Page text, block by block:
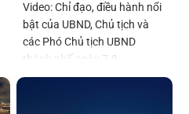
Video: Chỉ đạo, điều hành nổi
bật của UBND, Chủ tịch và
các Phó Chủ tịch UBND
thành phố ngày 7-8